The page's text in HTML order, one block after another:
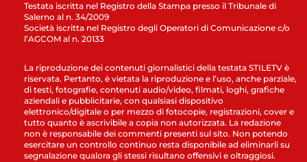
Testata iscritta nel Registro della Stampa presso il Tribunale di
Salerno al n. 34/2009
Società iscritta nel Registro degli Operatori di Comunicazione c/o
l’AGCOM al n. 20133
La riproduzione dei contenuti giornalistici della testata STILETV è
riservata. Pertanto, è vietata la riproduzione e l’uso, anche parziale,
di testi, fotografie, contenuti audio/video, filmati, loghi, grafiche
aziendali e pubblicitarie, con qualsiasi dispositivo
elettronico/digitale o per mezzo di fotocopie, registrazioni, cover e
tutto quanto è ascrivibile a copia non autorizzata. La redazione
non è responsabile dei commenti presenti sul sito. Non potendo
esercitare un controllo continuo resta disponibile ad eliminarli su
segnalazione qualora gli stessi risultano offensivi e oltraggiosi.